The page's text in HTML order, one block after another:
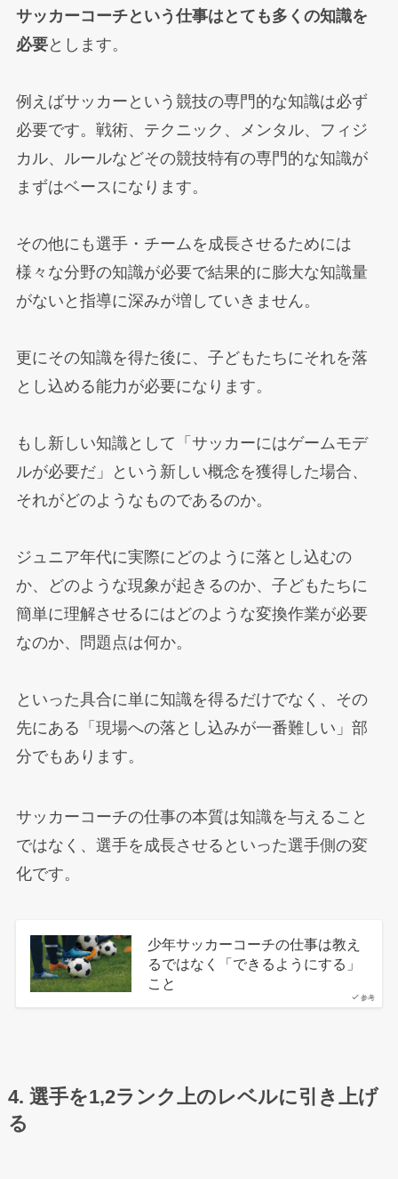
サッカーコーチという仕事はとても多くの知識を
必要とします。
例えばサッカーという競技の専門的な知識は必ず
必要です。戦術、テクニック、メンタル、フィジ
カル、ルールなどその競技特有の専門的な知識が
まずはベースになります。
その他にも選手・チームを成長させるためには
様々な分野の知識が必要で結果的に膨大な知識量
がないと指導に深みが増していきません。
更にその知識を得た後に、子どもたちにそれを落
とし込める能力が必要になります。
もし新しい知識として「サッカーにはゲームモデ
ルが必要だ」という新しい概念を獲得した場合、
それがどのようなものであるのか。
ジュニア年代に実際にどのように落とし込むの
か、どのような現象が起きるのか、子どもたちに
簡単に理解させるにはどのような変換作業が必要
なのか、問題点は何か。
といった具合に単に知識を得るだけでなく、その
先にある「現場への落とし込みが一番難しい」部
分でもあります。
サッカーコーチの仕事の本質は知識を与えること
ではなく、選手を成長させるといった選手側の変
化です。
参考
少年サッカーコーチの仕事は教え
るではなく「できるようにする」
こと
4. 選手を1,2ランク上のレベルに引き上げ
る